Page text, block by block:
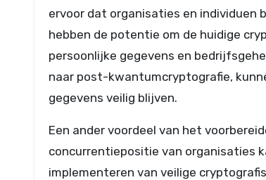
ervoor dat organisaties en individuen
hebben de potentie om de huidige
persoonlijke gegevens en
naar post-kwantumcryptografie,
gegevens veilig blijven.
Een ander voordeel van het
concurrentiepositie van organisaties
implementeren van veilige